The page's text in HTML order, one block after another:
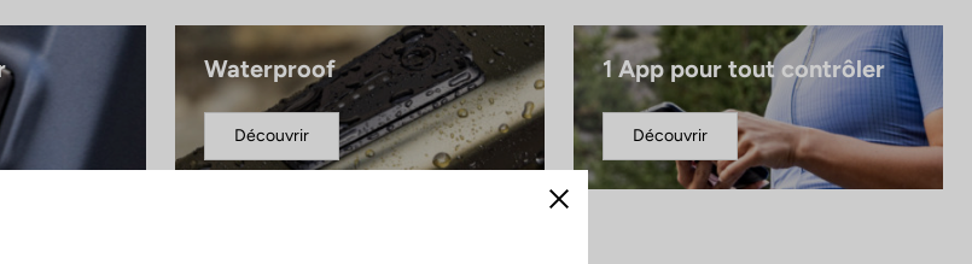
Waterproof
Découvrir
1 App pour tout contrôler
Découvrir
Fermer